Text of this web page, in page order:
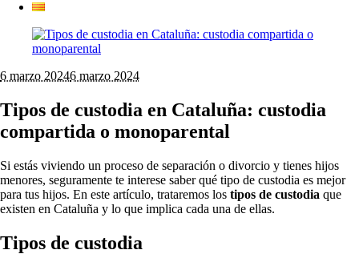
6 marzo 20246 marzo 2024
Tipos de custodia en Cataluña: custodia
compartida o monoparental
Si estás viviendo un proceso de separación o divorcio y tienes hijos
menores, seguramente te interese saber qué tipo de custodia es mejor
para tus hijos. En este artículo, trataremos los tipos de custodia que
existen en Cataluña y lo que implica cada una de ellas.
Tipos de custodia